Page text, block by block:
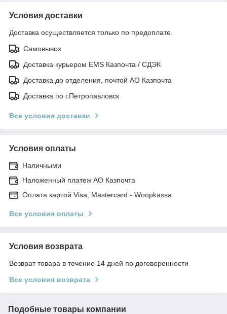
Условия доставки
Доставка осуществляется только по предоплате.
Самовывоз
Доставка курьером EMS Казпочта / СДЭК
Доставка до отделения, почтой АО Казпочта
Доставка по г.Петропавловск
Все условия доставки
Условия оплаты
Наличными
Наложенный платеж АО Казпочта
Оплата картой Visa, Mastercard - Woopkassa
Все условия оплаты
Условия возврата
Возврат товара в течение 14 дней по договоренности
Все условия возврата
Подобные товары компании